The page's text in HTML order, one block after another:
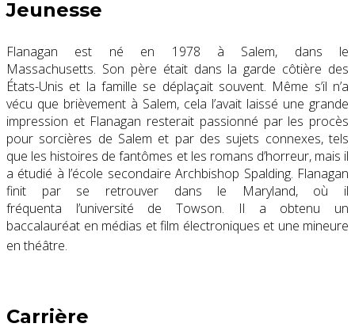
Jeunesse
Flanagan est né en 1978 à Salem, dans le
Massachusetts. Son père était dans la garde côtière des
États-Unis et la famille se déplaçait souvent. Même s’il n’a
vécu que brièvement à Salem, cela l’avait laissé une grande
impression et Flanagan resterait passionné par les procès
pour sorcières de Salem et par des sujets connexes, tels
que les histoires de fantômes et les romans d’horreur, mais il
a étudié à l’école secondaire Archbishop Spalding. Flanagan
finit par se retrouver dans le Maryland, où il
fréquenta l’université de Towson. Il a obtenu un
baccalauréat en médias et film électroniques et une mineure
en théâtre.
Carrière